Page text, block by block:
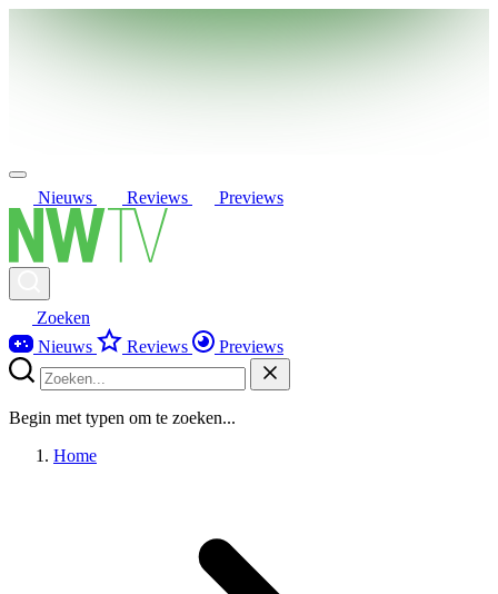
Nieuws Reviews Previews
Zoeken
Nieuws
Reviews Previews
Begin met typen om te zoeken...
Home